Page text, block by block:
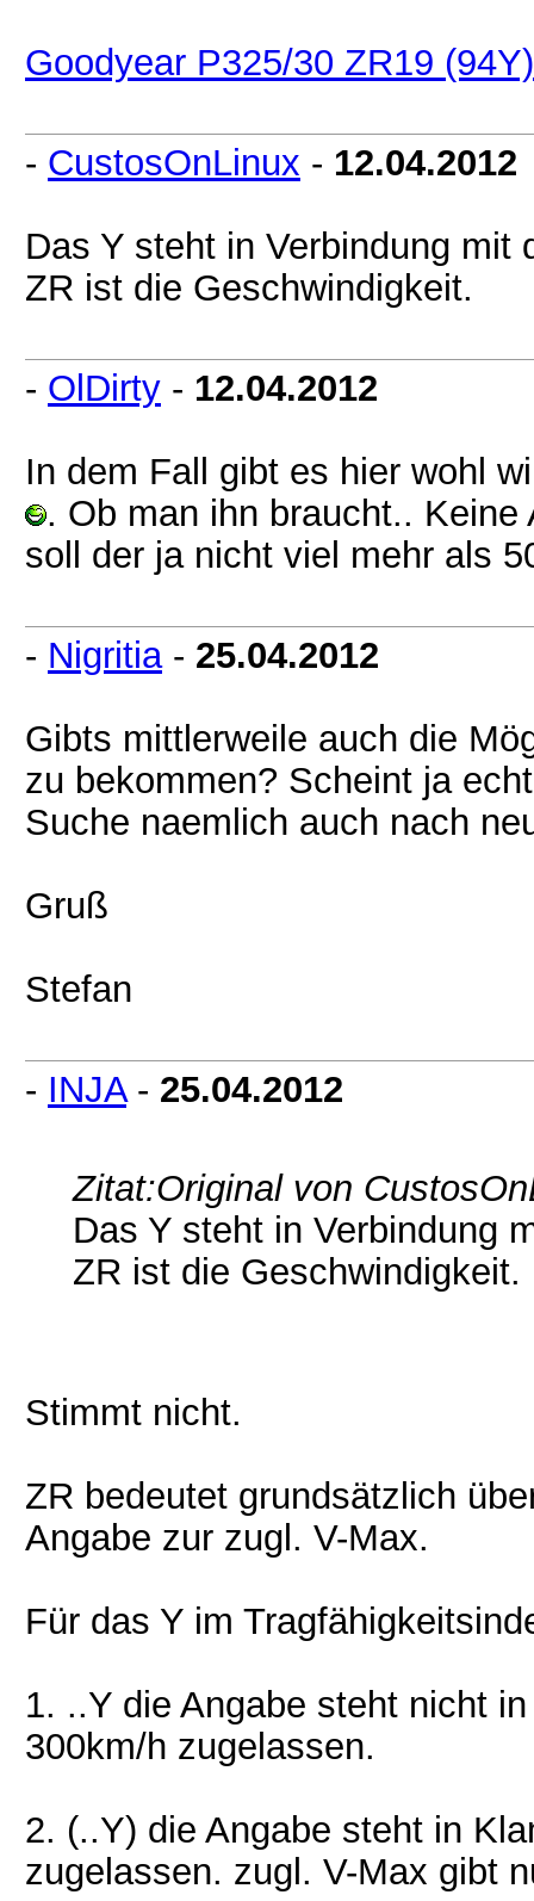
Goodyear P325/30 ZR19
- CustosOnLinux - 12.04.2012
Das Y steht in Verbindung mit
ZR ist die Geschwindigkeit.
- OlDirty - 12.04.2012
In dem Fall gibt es hier wohl
. Ob man ihn braucht..
soll der ja nicht viel mehr als
- Nigritia- 25.04.2012
Gibts mittlerweile auch die
zu bekommen? Scheint ja
Suche naemlich auch nach
Gruß
Stefan
- INJA- 25.04.2012
Zitat:Original von
Das Y steht in Verbindung
ZR ist die Geschwindigkeit.
Stimmt nicht.
ZR bedeutet grundsätzlich
Angabe zur zugl. V-Max.
Für das Y im
1. ..Y die Angabe steht nicht
300km/h zugelassen.
2. (..Y) die Angabe steht in
zugelassen. zugl. V-Max gibt